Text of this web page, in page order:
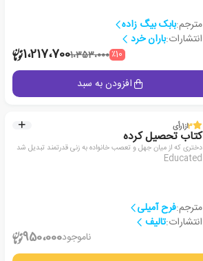
مترجم:بابک بیگ زاده
انتشارات:باران خرد
٪101،353،0001،217،700
افزودن به سبد
3از1رأی
کتاب تحصیل کرده
دختری که از میان جهل و تعصب خانواده به زنی قدرتمند تبدیل شد
Educated
مترجم:فرح آمیلی
انتشارات:تالیف
ناموجود950،000